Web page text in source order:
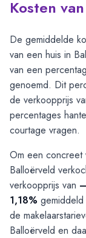
Kosten
De gemiddelde
van een huis in
van een
genoemd. Dit
de verkoopprijs
percentages
courtage vragen.
Om een concreet
Balloërveld
verkoopprijs van
1,18%
de
Balloërveld en